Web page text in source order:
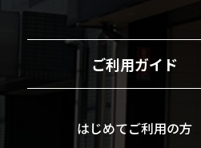
ご利用ガイド
はじめてご利用の方